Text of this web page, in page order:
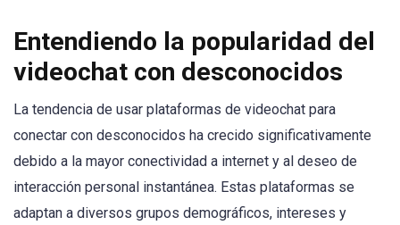
Entendiendo la popularidad del
videochat con desconocidos
La tendencia de usar plataformas de videochat para
conectar con desconocidos ha crecido significativamente
debido a la mayor conectividad a internet y al deseo de
interacción personal instantánea. Estas plataformas se
adaptan a diversos grupos demográficos, intereses y